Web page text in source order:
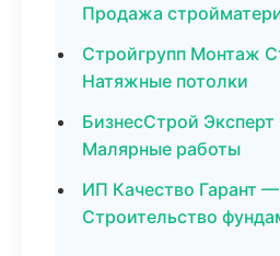
Продажа
Стройгрупп Монтаж
Натяжные потолки
БизнесСтрой
Малярные работы
ИП Качество Гарант —
Строительство